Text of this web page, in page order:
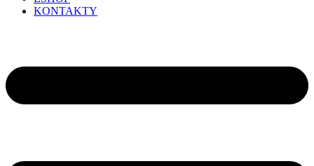
KONTAKTY